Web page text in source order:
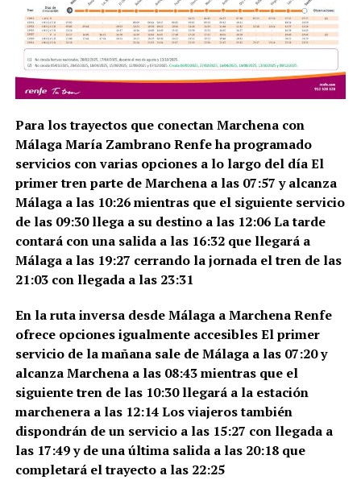
Para los trayectos que conectan Marchena con
Málaga María Zambrano Renfe ha programado
servicios con varias opciones a lo largo del día El
primer tren parte de Marchena a las 07:57 y alcanza
Málaga a las 10:26 mientras que el siguiente servicio
de las 09:30 llega a su destino a las 12:06 La tarde
contará con una salida a las 16:32 que llegará a
Málaga a las 19:27 cerrando la jornada el tren de las
21:03 con llegada a las 23:31
En la ruta inversa desde Málaga a Marchena Renfe
ofrece opciones igualmente accesibles El primer
servicio de la mañana sale de Málaga a las 07:20 y
alcanza Marchena a las 08:43 mientras que el
siguiente tren de las 10:30 llegará a la estación
marchenera a las 12:14 Los viajeros también
dispondrán de un servicio a las 15:27 con llegada a
las 17:49 y de una última salida a las 20:18 que
completará el trayecto a las 22:25